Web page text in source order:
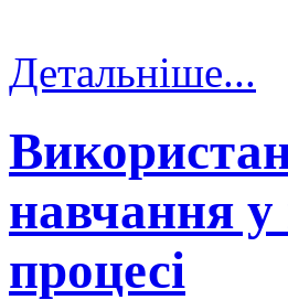
Детальніше...
навчання
процесі